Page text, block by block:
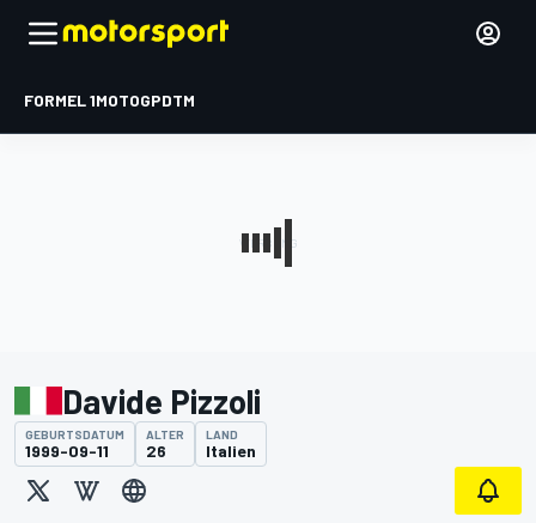
FORMEL 1MOTOGPDTM
Davide Pizzoli
GEBURTSDATUM
1999-09-11
ALTER
26
LAND
Italien